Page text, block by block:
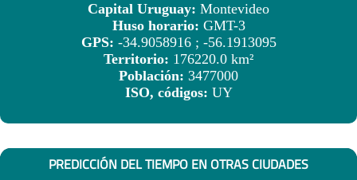
Capital Uruguay: Montevideo
Huso horario: GMT-3
GPS: -34.9058916 ; -56.1913095
Territorio: 176220.0 km²
Población: 3477000
ISO, códigos: UY
PREDICCIÓN DEL TIEMPO EN OTRAS CIUDADES